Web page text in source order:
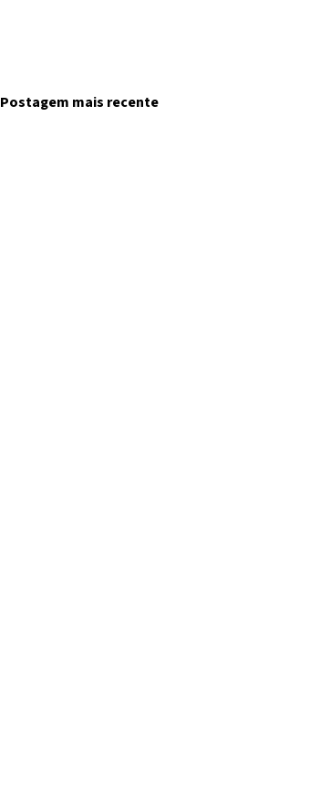
Postagem mais recente